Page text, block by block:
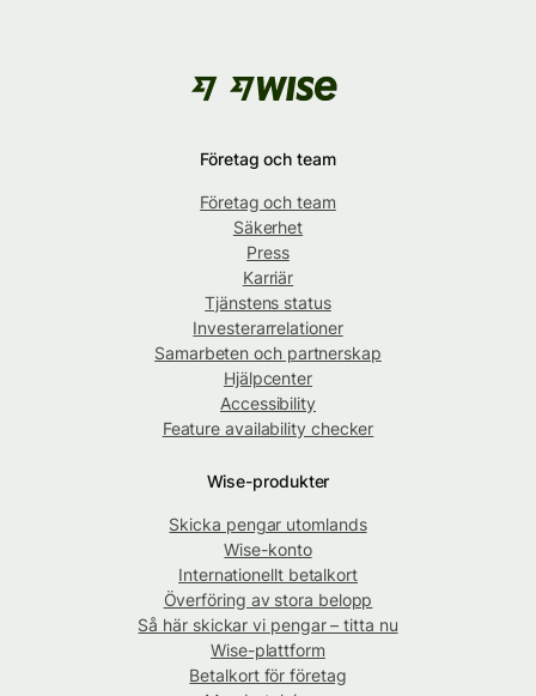
Företag och team
Företag och team
Säkerhet
Press
Karriär
Tjänstens status
Investerarrelationer
Samarbeten och partnerskap
Hjälpcenter
Accessibility
Feature availability checker
Wise-produkter
Skicka pengar utomlands
Wise-konto
Internationellt betalkort
Överföring av stora belopp
Så här skickar vi pengar – titta nu
Wise-plattform
Betalkort för företag